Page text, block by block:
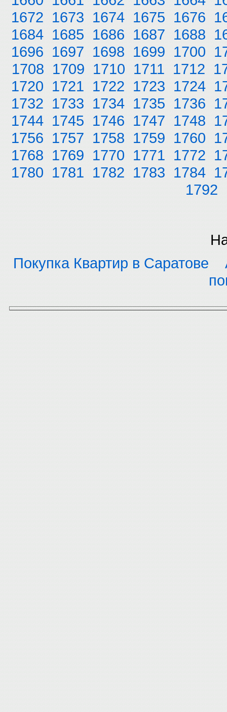
1672 1673 1674 1675 1676
1684 1685 1686 1687 1688
1696 1697 1698 1699 1700
1708 1709 1710 1711 1712
1720 1721 1722 1723 1724
1732 1733 1734 1735 1736
1744 1745 1746 1747 1748
1756 1757 1758 1759 1760
1768 1769 1770 1771 1772
1780 1781 1782 1783 1784
1792
Покупка Квартир в Саратове